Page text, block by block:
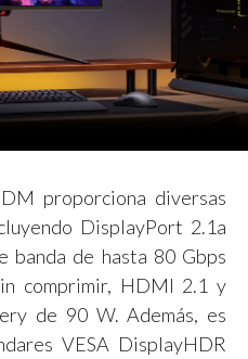
proporciona diversas
DisplayPort 2.1a
banda de hasta 80 Gbps
comprimir, HDMI 2.1 y
de 90 W. Además, es
VESA DisplayHDR